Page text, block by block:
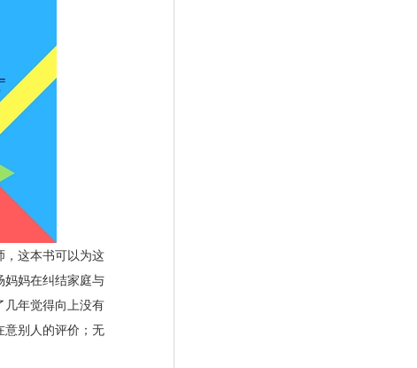
这本书可以为这
妈妈在纠结家庭与
几年觉得向上没有
意别人的评价；无